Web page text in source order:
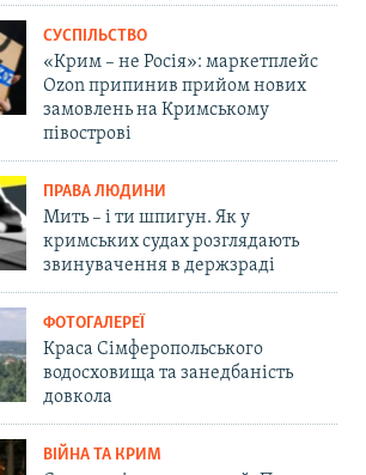
СУСПІЛЬСТВО
«Крим – не Росія»: маркетплейс
Ozon припинив прийом нових
замовлень на Кримському
півострові
ПРАВА ЛЮДИНИ
Мить – і ти шпигун. Як у
кримських судах розглядають
звинувачення в держзраді
ФОТОГАЛЕРЕЇ
Краса Сімферопольського
водосховища та занедбаність
довкола
ВІЙНА ТА КРИМ